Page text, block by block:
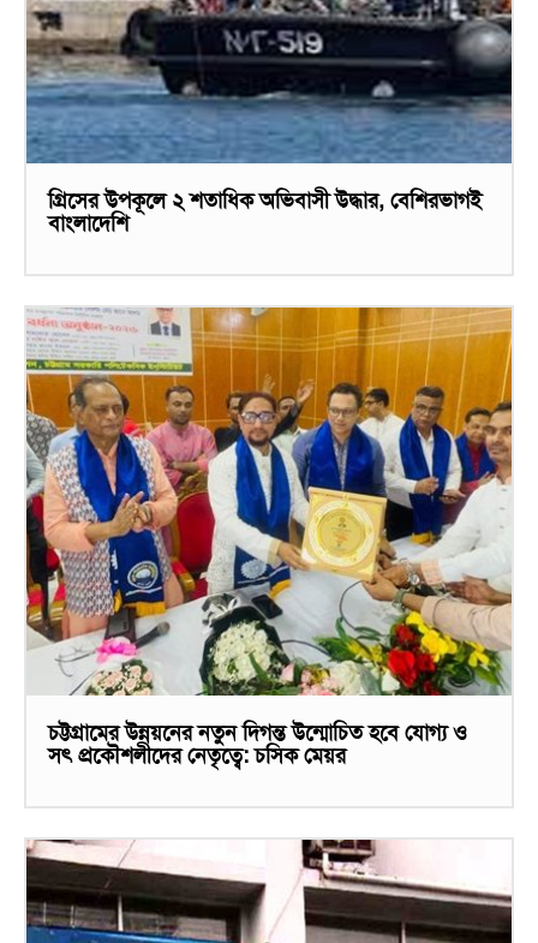
গ্রিসের উপকূলে ২ শতাধিক অভিবাসী উদ্ধার, বেশিরভাগই
বাংলাদেশি
চট্টগ্রামের উন্নয়নের নতুন দিগন্ত উন্মোচিত হবে যোগ্য ও
সৎ প্রকৌশলীদের নেতৃত্বে: চসিক মেয়র